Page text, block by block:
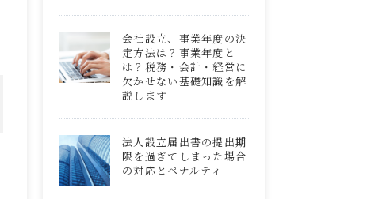
会社設立、事業年度の決
定方法は？事業年度と
は？税務・会計・経営に
欠かせない基礎知識を解
説します
法人設立届出書の提出期
限を過ぎてしまった場合
の対応とペナルティ